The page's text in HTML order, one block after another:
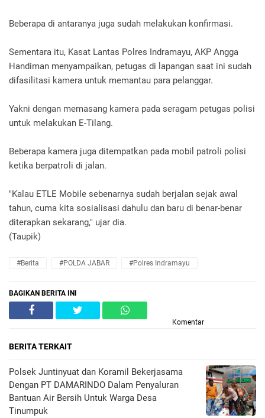
Beberapa di antaranya juga sudah melakukan konfirmasi.
Sementara itu, Kasat Lantas Polres Indramayu, AKP Angga
Handiman menyampaikan, petugas di lapangan saat ini sudah
difasilitasi kamera untuk memantau para pelanggar.
Yakni dengan memasang kamera pada seragam petugas polisi
untuk melakukan E-Tilang.
Beberapa kamera juga ditempatkan pada mobil patroli polisi
ketika berpatroli di jalan.
"Kalau ETLE Mobile sebenarnya sudah berjalan sejak awal
tahun, cuma kita sosialisasi dahulu dan baru di benar-benar
diterapkan sekarang," ujar dia.
(Taupik)
#Berita #POLDA JABAR #Polres Indramayu
BAGIKAN BERITA INI
Komentar
BERITA TERKAIT
Polsek Juntinyuat dan Koramil Bekerjasama
Dengan PT DAMARINDO Dalam Penyaluran
Bantuan Air Bersih Untuk Warga Desa
Tinumpuk